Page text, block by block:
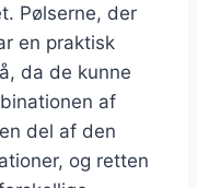
Pølserne, der
en praktisk
da de kunne
af
del af den
og retten